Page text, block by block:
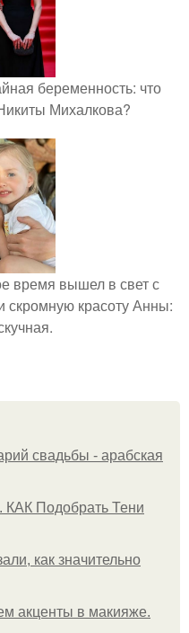
беременность: что
Михалкова?
время вышел в свет с
красоту Анны:
свадьбы - арабская
КАК Подобрать Тени
как значительно
акценты в макияже.